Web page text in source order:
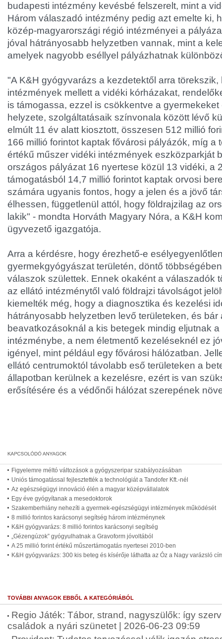
budapesti intézmény kevésbé felszerelt, mint a
Három válaszadó intézmény pedig azt emelte ki,
közép-magyarországi régió intézményei a
jóval hátrányosabb helyzetben vannak, mint a
amelyek nagyobb eséllyel pályázhatnak
"A K&H gyógyvarázs a kezdetektől arra törekszik,
intézmények mellett a vidéki kórházakat,
is támogassa, ezzel is csökkentve a
helyzete, szolgáltatásaik színvonala között lévő
elmúlt 11 év alatt kiosztott, összesen 512 millió
166 millió forintot kaptak fővárosi pályázók, míg a
értékű műszer vidéki intézmények eszközparkját
országos pályázat 16 nyertese közül 13 vidéki, a
támogatásból 14,7 millió forintot kaptak orvosi
számára ugyanis fontos, hogy a jelen és a jövő
élhessen, függetlenül attól, hogy földrajzilag az
lakik" - mondta Horváth Magyary Nóra, a K&H
ügyvezető igazgatója.
Arra a kérdésre, hogy érezhető-e
gyermekgyógyászat területén, döntő
válaszok születtek. Ennek okaként a válaszadók
az ellátó intézménytől való földrajzi távolságot
kiemelték még, hogy a diagnosztika és kezelési
hátrányosabb helyzetben levő területeken, és bár
beavatkozásoknál a kis betegek mindig eljutnak
intézménybe, a nem életmentő kezeléseknél ez
igényel, mint például egy fővárosi hálózatban.
ellátó centrumoktól távolabb eső területeken a
állapotban kerülnek a kezelésre, ezért is van
erősítésére és a védőnői hálózat szerepének
Figyelemre méltó változások a gyógyszeripar szabályozásában
Uniós támogatással fejlesztették a technológiát a Tandofer Kft.-nél
Az egészségügyi innováció élén a magyar középvállalatok
Egy éve gyógyítanak a mesedoktorok
Szakemberhiány nehezíti a gyermek-egészségügyi intézmények működését
8 millió forintos karácsonyi segítség három intézménynek
K&H gyógyvarázs: 8 millió forintos karácsonyi segítség
„Gézengúzok” gyógyulhatnak a Gravoform jóvoltából
A 25 millió forint értékű műszertámogatás nyertesei 2010-ben
K&H gyógyvarázs: 300 kis beteg és kísérője láthatta az Óz a Nagy varázsló
TOVÁBBI ANYAGOK EBBŐL A KATEGÓRIÁBÓL
Regio Játék: Tábor, strand, nagyszülők: így
családok a nyári szünetet | 2026-06-23 09:59